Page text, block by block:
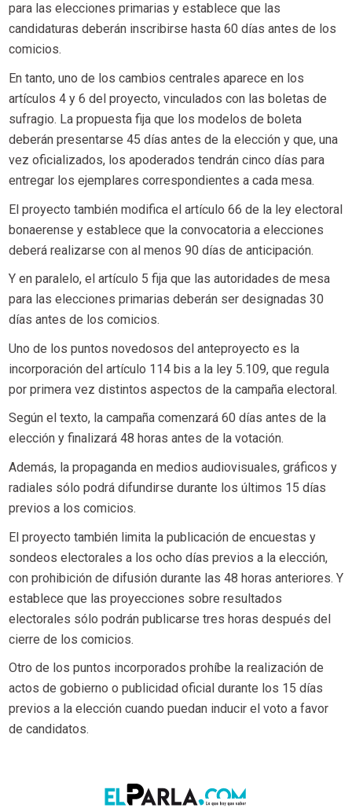
para las elecciones primarias y establece que las
candidaturas deberán inscribirse hasta 60 días antes de los
comicios.
En tanto, uno de los cambios centrales aparece en los
artículos 4 y 6 del proyecto, vinculados con las boletas de
sufragio. La propuesta fija que los modelos de boleta
deberán presentarse 45 días antes de la elección y que, una
vez oficializados, los apoderados tendrán cinco días para
entregar los ejemplares correspondientes a cada mesa.
El proyecto también modifica el artículo 66 de la ley electoral
bonaerense y establece que la convocatoria a elecciones
deberá realizarse con al menos 90 días de anticipación.
Y en paralelo, el artículo 5 fija que las autoridades de mesa
para las elecciones primarias deberán ser designadas 30
días antes de los comicios.
Uno de los puntos novedosos del anteproyecto es la
incorporación del artículo 114 bis a la ley 5.109, que regula
por primera vez distintos aspectos de la campaña electoral.
Según el texto, la campaña comenzará 60 días antes de la
elección y finalizará 48 horas antes de la votación.
Además, la propaganda en medios audiovisuales, gráficos y
radiales sólo podrá difundirse durante los últimos 15 días
previos a los comicios.
El proyecto también limita la publicación de encuestas y
sondeos electorales a los ocho días previos a la elección,
con prohibición de difusión durante las 48 horas anteriores. Y
establece que las proyecciones sobre resultados
electorales sólo podrán publicarse tres horas después del
cierre de los comicios.
Otro de los puntos incorporados prohíbe la realización de
actos de gobierno o publicidad oficial durante los 15 días
previos a la elección cuando puedan inducir el voto a favor
de candidatos.